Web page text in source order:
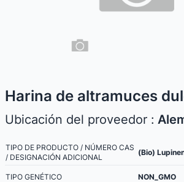
Harina de altramuces
Ubicación del proveedor :
TIPO DE PRODUCTO / NÚMERO CAS
/ DESIGNACIÓN ADICIONAL
(Bio)
TIPO GENÉTICO NON_GMO